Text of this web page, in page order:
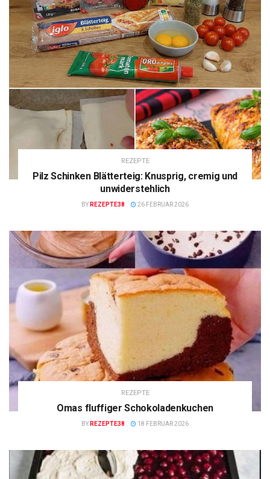
REZEPTE
Pilz Schinken Blätterteig: Knusprig, cremig und
unwiderstehlich
BY REZEPTE38 26 FEBRUAR 2026
REZEPTE
Omas fluffiger Schokoladenkuchen
BY REZEPTE38 18 FEBRUAR 2026